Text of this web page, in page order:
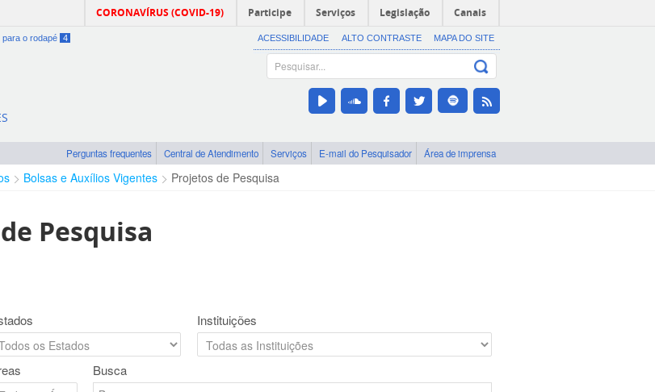
CORONAVÍRUS (COVID-19) Participe Serviços Legislação Canais
para o rodapé 4 ACESSIBILIDADE ALTO CONTRASTE MAPA DO SITE
Perguntas frequentes Central de Atendimento Serviços E-mail do Pesquisador Área de imprensa
Bolsas e Auxílios Vigentes Projetos de Pesquisa
Pesquisa
Instituições
Busca